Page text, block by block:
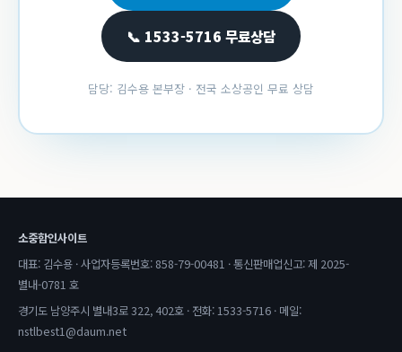
📞 1533-5716 무료상담
담당: 김수용 본부장 · 전국 소상공인 무료 상담
소중함인사이트
대표: 김수용 · 사업자등록번호: 858-79-00481 · 통신판매업신고: 제 2025-
별내-0781 호
경기도 남양주시 별내3로 322, 402호 · 전화: 1533-5716 · 메일:
nstlbest1@daum.net